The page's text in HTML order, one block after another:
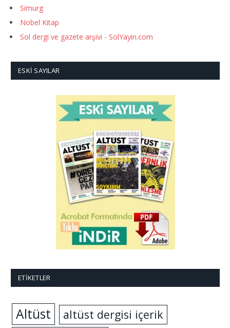
Simurg
Nobel Kitap
Sol dergi ve gazete arşivi - SolYayin.com
ESKI SAYILAR
ETIKETLER
Altüst
altüst dergisi içerik